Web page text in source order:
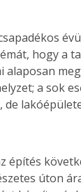
hogy a
alaposan
a sok
de
építés
úton